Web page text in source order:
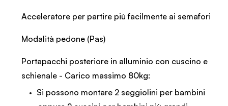
Acceleratore per partire più facilmente ai semafori
Modalità pedone (Pas)
Portapacchi posteriore in alluminio con cuscino e
schienale - Carico massimo 80kg:
Si possono montare 2 seggiolini per bambini